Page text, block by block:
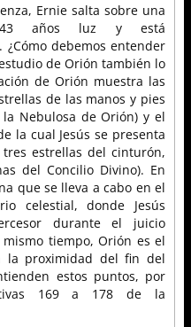
Ernie salta sobre una
años luz y está
¿Cómo debemos entender
de Orión también lo
de Orión muestra las
de las manos y pies
Nebulosa de Orión) y el
la cual Jesús se presenta
estrellas del cinturón,
del Concilio Divino). En
que se lleva a cabo en el
celestial, donde Jesús
durante el juicio
tiempo, Orión es el
la proximidad del fin del
estos puntos, por
169 a 178 de la